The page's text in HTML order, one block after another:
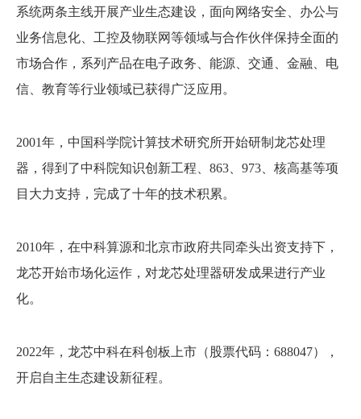
系统两条主线开展产业生态建设，面向网络安全、办公与
业务信息化、工控及物联网等领域与合作伙伴保持全面的
市场合作，系列产品在电子政务、能源、交通、金融、电
信、教育等行业领域已获得广泛应用。
2001年，中国科学院计算技术研究所开始研制龙芯处理
器，得到了中科院知识创新工程、863、973、核高基等项
目大力支持，完成了十年的技术积累。
2010年，在中科算源和北京市政府共同牵头出资支持下，
龙芯开始市场化运作，对龙芯处理器研发成果进行产业
化。
2022年，龙芯中科在科创板上市（股票代码：688047），
开启自主生态建设新征程。